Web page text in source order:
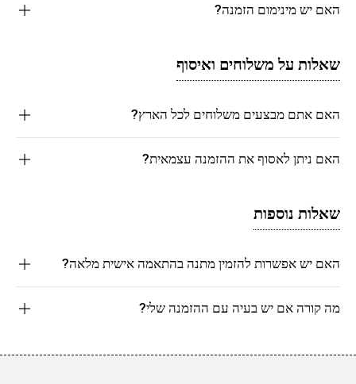
האם יש מינימום הזמנה?
שאלות על משלוחים ואיסוף
האם אתם מבצעים משלוחים לכל הארץ?
האם ניתן לאסוף את ההזמנה עצמאית?
שאלות נוספות
האם יש אפשרות להזמין מתנה בהתאמה אישית מלאה?
מה קורה אם יש בעיה עם ההזמנה שלי?